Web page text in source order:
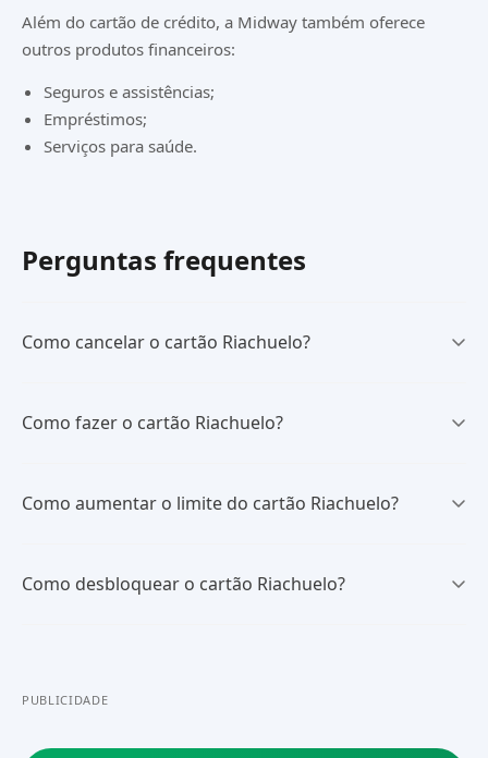
Além do cartão de crédito, a Midway também oferece
outros produtos financeiros:
Seguros e assistências;
Empréstimos;
Serviços para saúde.
Perguntas frequentes
Como cancelar o cartão Riachuelo?
Como fazer o cartão Riachuelo?
Como aumentar o limite do cartão Riachuelo?
Como desbloquear o cartão Riachuelo?
PUBLICIDADE